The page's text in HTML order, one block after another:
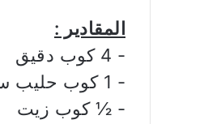
المقادير :
‏- 4 كوب دقيق
‏- 1 كوب حليب سائل
‏- ½ كوب زيت